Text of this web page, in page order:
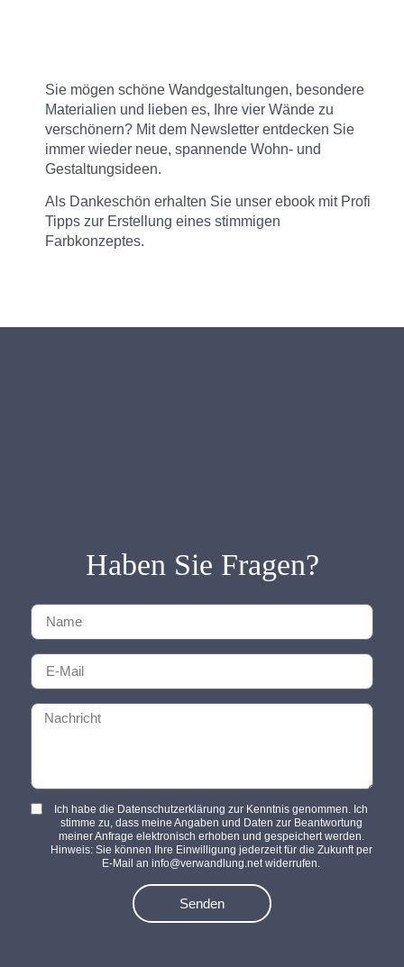
Sie mögen schöne Wandgestaltungen, besondere
Materialien und lieben es, Ihre vier Wände zu
verschönern? Mit dem Newsletter entdecken Sie
immer wieder neue, spannende Wohn- und
Gestaltungsideen.
Als Dankeschön erhalten Sie unser ebook mit Profi
Tipps zur Erstellung eines stimmigen
Farbkonzeptes.
Haben Sie Fragen?
Ich habe die Datenschutzerklärung zur Kenntnis genommen. Ich
stimme zu, dass meine Angaben und Daten zur Beantwortung
meiner Anfrage elektronisch erhoben und gespeichert werden.
Hinweis: Sie können Ihre Einwilligung jederzeit für die Zukunft per
E-Mail an info@verwandlung.net widerrufen.
Senden